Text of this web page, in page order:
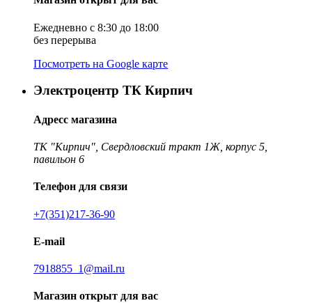
Ежедневно с 8:30 до 18:00
без перерыва
Посмотреть на Google карте
Электроцентр ТК Кирпич
Адресс магазина
ТК "Кирпич", Свердловский тракт 1Ж, корпус 5,
павильон 6
Телефон для связи
+7(351)217-36-90
E-mail
7918855_1@mail.ru
Магазин открыт для вас